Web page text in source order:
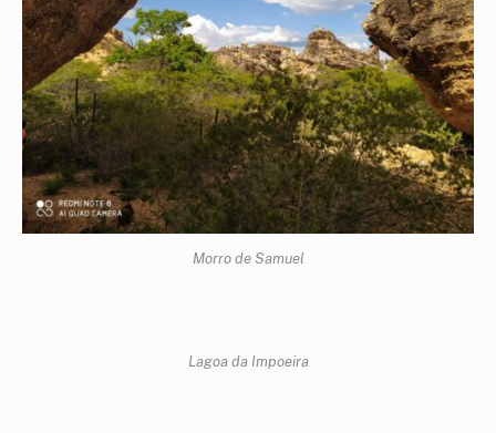
Morro de Samuel
Lagoa da Impoeira